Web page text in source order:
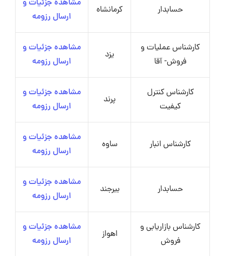
حسابدار کرمانشاه
مشاهده جزئیات و
ارسال رزومه
کارشناس عملیات و
فروش- آقا
یزد
مشاهده جزئیات و
ارسال رزومه
کارشناس کنترل
کیفیت
پرند
مشاهده جزئیات و
ارسال رزومه
کارشناس انبار ساوه
مشاهده جزئیات و
ارسال رزومه
حسابدار بیرجند
مشاهده جزئیات و
ارسال رزومه
کارشناس بازاریابی و
فروش
اهواز
مشاهده جزئیات و
ارسال رزومه